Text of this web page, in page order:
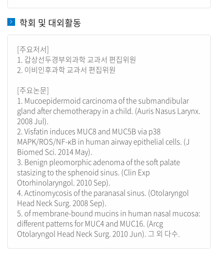
학회 및 대외활동
[주요저서]
1. 갑상선두경부외과학 교과서 편집위원
2. 이비인후과학 교과서 편집위원
[주요논문]
1. Mucoepidermoid carcinoma of the submandibular
gland after chemotherapy in a child. (Auris Nasus Larynx.
2008 Jul).
2. Visfatin induces MUC8 and MUC5B via p38
MAPK/ROS/NF-κB in human airway epithelial cells. (J
Biomed Sci. 2014 May).
3. Benign pleomorphic adenoma of the soft palate
stasizing to the sphenoid sinus. (Clin Exp
Otorhinolaryngol. 2010 Sep).
4. Actinomycosis of the paranasal sinus. (Otolaryngol
Head Neck Surg. 2008 Sep).
5. of membrane-bound mucins in human nasal mucosa:
different patterns for MUC4 and MUC16. (Arcg
Otolaryngol Head Neck Surg. 2010 Jun). 그 외 다수.